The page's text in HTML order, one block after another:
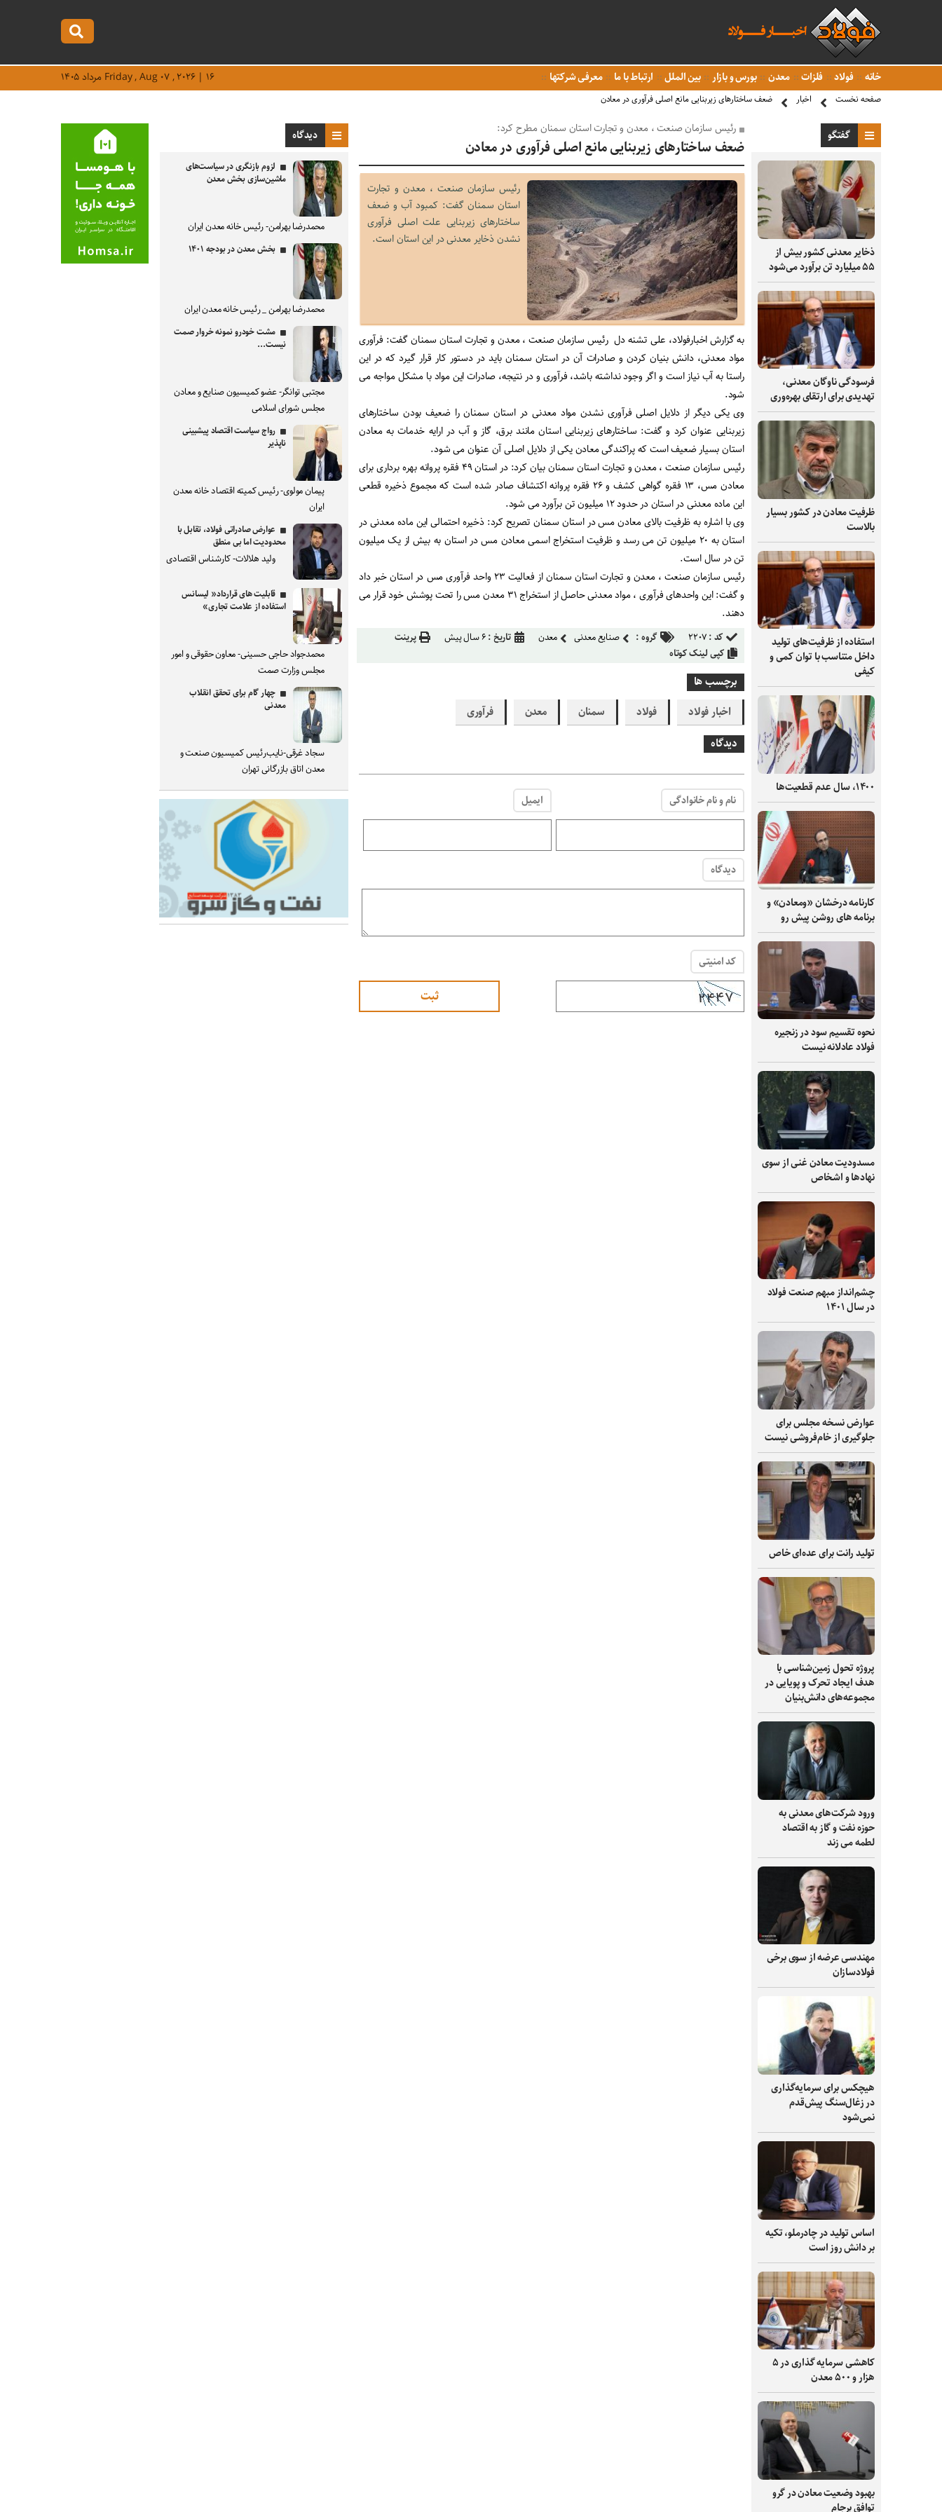
خانه فولاد فلزات معدن بورس و بازار بین الملل ارتباط با ما معرفی شرکتها Friday , Aug ۰۷ , ۲۰۲۶ | ۱۶ مرداد ۱۴۰۵
صفحه نخست اخبار ضعف ساختارهای زیربنایی مانع اصلی فرآوری در معادن
گفتگو
ذخایر معدنی کشور بیش از
۵۵ میلیارد تن برآورد می‌شود
فرسودگی ناوگان معدنی،
تهدیدی برای ارتقای بهره‌وری
ظرفیت‌ معادن در کشور بسیار
بالاست
استفاده از ظرفیت‌های تولید
داخل متناسب با توان کمی و
کیفی
۱۴۰۰، سال عدم قطعیت‌ها
کارنامه درخشان «ومعادن» و
برنامه های روشن پیش رو
نحوه تقسیم سود در زنجیره
فولاد عادلانه نیست
مسدودیت معادن غنی از سوی
نهادها و اشخاص
چشم‌انداز مبهم صنعت فولاد
در سال ۱۴۰۱
عوارض نسخه مجلس برای
جلوگیری از خام‌فروشی نیست
تولید رانت برای عده‌ای خاص
پروژه تحول زمین‌شناسی با
هدف ایجاد تحرک و پویایی در
مجموعه‌های دانش‌بنیان
ورود شرکت‌های معدنی به
حوزه نفت و گاز به اقتصاد
لطمه می زند
مهندسی عرضه از سوی برخی
فولادسازان
هیچکس برای سرمایه‌گذاری
در زغال‌سنگ پیش‌قدم
نمی‌شود
اساس تولید در چادرملو، تکیه
بر دانش‌ روز است
کاهشی سرمایه گذاری در ۵
هزار و ۵۰۰ معدن
بهبود وضعیت معادن در گرو
توافق برجام
رئیس سازمان صنعت ، معدن و تجارت استان سمنان مطرح کرد:
ضعف ساختارهای زیربنایی مانع اصلی فرآوری در معادن
رئیس سازمان صنعت ، معدن و تجارت
استان سمنان گفت: کمبود آب و ضعف
ساختارهای زیربنایی علت اصلی فرآوری
نشدن ذخایر معدنی در این استان است.
به گزارش اخبارفولاد، علی تشنه دل رئیس سازمان صنعت ، معدن و تجارت استان سمنان گفت: فرآوری
مواد معدنی، دانش بنیان کردن و صادرات آن در استان سمنان باید در دستور کار قرار گیرد که در این
راستا به آب نیاز است و اگر وجود نداشته باشد، فرآوری و در نتیجه، صادرات این مواد با مشکل مواجه می
شود.
وی یکی دیگر از دلایل اصلی فرآوری نشدن مواد معدنی در استان سمنان را ضعیف بودن ساختارهای
زیربنایی عنوان کرد و گفت: ساختارهای زیربنایی استان مانند برق، گاز و آب در ارایه خدمات به معادن
استان بسیار ضعیف است که پراکندگی معادن یکی از دلایل اصلی آن عنوان می شود.
رئیس سازمان صنعت ، معدن و تجارت استان سمنان بیان کرد: در استان ۴۹ فقره پروانه بهره برداری برای
معادن مس، ۱۳ فقره گواهی کشف و ۲۶ فقره پروانه اکتشاف صادر شده است که مجموع ذخیره قطعی
این ماده معدنی در استان در حدود ۱۲ میلیون تن برآورد می شود.
وی با اشاره به ظرفیت بالای معادن مس در استان سمنان تصریح کرد: ذخیره احتمالی این ماده معدنی در
استان به ۲۰ میلیون تن می رسد و ظرفیت استخراج اسمی معادن مس در استان به بیش از یک میلیون
تن در سال است.
رئیس سازمان صنعت ، معدن و تجارت استان سمنان از فعالیت ۲۳ واحد فرآوری مس در استان خبر داد
و گفت: این واحدهای فرآوری ، مواد معدنی حاصل از استخراج ۳۱ معدن مس را تحت پوشش خود قرار می
دهند.
کد :۲۲۰۷ گروه : صنایع معدنی معدن تاریخ :۶ سال پیش
پرینت
کپی لینک کوتاه
برچسب ها
اخبار فولاد
فولاد سمنان معدن
فرآوری
دیدگاه
نام و نام خانوادگی ایمیل
دیدگاه
کد امنیتی
دیدگاه
لزوم بازنگری در سیاست‌های
ماشین‌سازی بخش معدن
محمدرضا بهرامن- رئیس خانه معدن ایران
بخش معدن در بودجه ۱۴۰۱
محمدرضا بهرامن _ رئیس خانه معدن ایران
مشت خودرو نمونه خروار صمت
نیست...
مجتبی توانگر- عضو کمیسیون صنایع و معادن
مجلس شورای اسلامی
رواج سیاست اقتصاد پیشبینی
ناپذیر
پیمان مولوی- رئیس کمیته اقتصاد خانه معدن
ایران
عوارض صادراتی فولاد، تقابل با
محدودیت اما بی منطق
ولید هلالات- کارشناس اقتصادی
قابلیت های قرارداد« لیسانس
استفاده از علامت تجاری»
محمدجواد حاجی حسینی- معاون حقوقی و امور
مجلس وزارت صمت
چهار گام برای تحقق انقلاب
معدنی
سجاد غرقی-نایب‌رئیس کمیسیون صنعت و
معدن اتاق بازرگانی تهران